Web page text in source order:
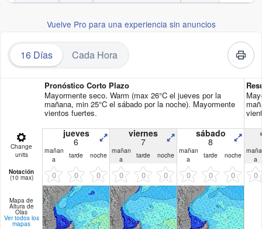
Vuelve Pro para una experiencia sin anuncios
16 Días Cada Hora
Pronóstico Corto Plazo
Mayormente seco. Warm (max 26°C el jueves por la
mañana, min 25°C el sábado por la noche). Mayormente
vientos fuertes.
Change
units
jueves
6
viernes
7
sábado
8
mañan
a
tarde noche mañan
a
tarde noche mañan
a
tarde noche
a
Notación
(10 max) 0 0 0 0 0 0 0 0 0 0
Mapa de
Altura de
Olas
Ver todos los
mapas